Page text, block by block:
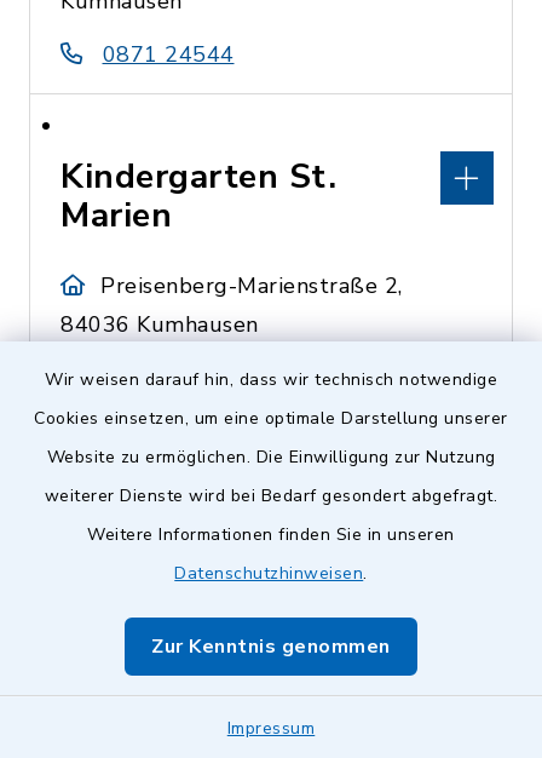
Wir weisen darauf hin, dass wir technisch notwendige
Cookies einsetzen, um eine optimale Darstellung unserer
Website zu ermöglichen. Die Einwilligung zur Nutzung
weiterer Dienste wird bei Bedarf gesondert abgefragt.
Weitere Informationen finden Sie in unseren
Datenschutzhinweisen.
Zur Kenntnis genommen
Impressum
0871 24544
Kindergarten St.
Marien
Preisenberg-Marienstraße 2,
84036 Kumhausen
Leiterin Stefanie Gürteler
0871 42461
Kinderhaus St.
Obergangkofen-Badstauden
1, 84036 Kumhausen